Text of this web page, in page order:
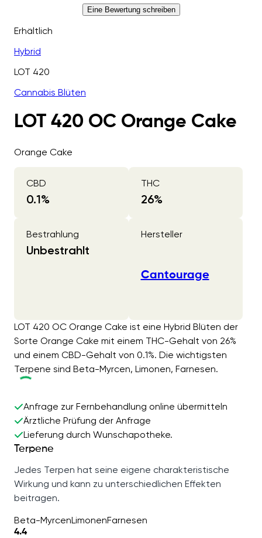
Eine Bewertung schreiben
Erhältlich
Hybrid
LOT 420
Cannabis Blüten
LOT 420 OC Orange Cake
Orange Cake
CBD
0.1%
THC
26%
Bestrahlung
Unbestrahlt
Hersteller
Cantourage
LOT 420 OC Orange Cake ist eine Hybrid Blüten der
Sorte Orange Cake mit einem THC-Gehalt von 26%
und einem CBD-Gehalt von 0.1%. Die wichtigsten
Terpene sind Beta-Myrcen, Limonen, Farnesen.
Anfrage zur Fernbehandlung online übermitteln
Ärztliche Prüfung der Anfrage
Lieferung durch Wunschapotheke.
Terpene
Jedes Terpen hat seine eigene charakteristische
Wirkung und kann zu unterschiedlichen Effekten
beitragen.
Beta-MyrcenLimonenFarnesen
4.4